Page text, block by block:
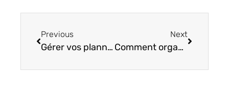
Previous
Gérer vos plannings sans stress avec Octime : l’outil haute technologie essentiel
Next
Comment organiser la cyber-sécurité de votre entreprise ?